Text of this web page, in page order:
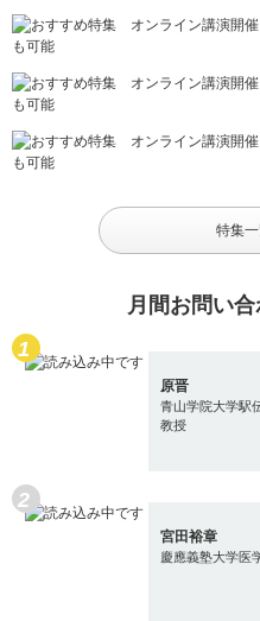
特集
月間お問い
原晋
青山学院大学駅
教授
宮田裕章
慶應義塾大学医